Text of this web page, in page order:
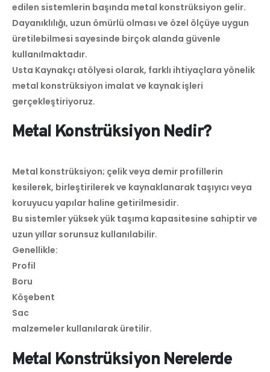
edilen sistemlerin başında metal konstrüksiyon gelir.
Dayanıklılığı, uzun ömürlü olması ve özel ölçüye uygun
üretilebilmesi sayesinde birçok alanda güvenle
kullanılmaktadır.
Usta Kaynakçı atölyesi olarak, farklı ihtiyaçlara yönelik
metal konstrüksiyon imalat ve kaynak işleri
gerçekleştiriyoruz.
Metal Konstrüksiyon Nedir?
Metal konstrüksiyon; çelik veya demir profillerin
kesilerek, birleştirilerek ve kaynaklanarak taşıyıcı veya
koruyucu yapılar haline getirilmesidir.
Bu sistemler yüksek yük taşıma kapasitesine sahiptir ve
uzun yıllar sorunsuz kullanılabilir.
Genellikle:
Profil
Boru
Köşebent
Sac
malzemeler kullanılarak üretilir.
Metal Konstrüksiyon Nerelerde